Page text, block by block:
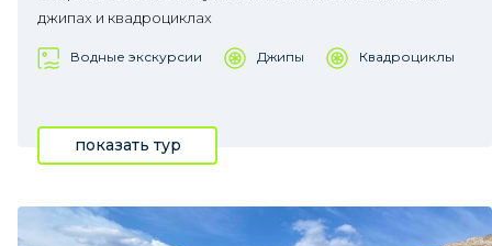
джипах и квадроциклах
Водные экскурсии Джипы Квадроциклы
показать тур